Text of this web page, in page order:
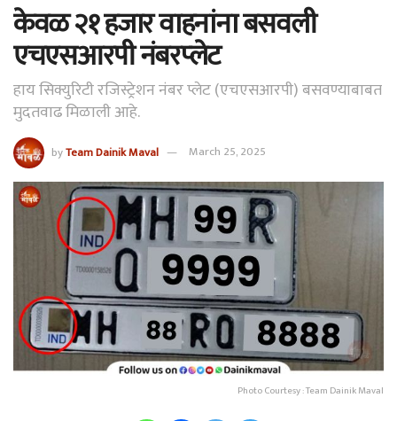
केवळ २१ हजार वाहनांना बसवली
एचएसआरपी नंबरप्‍लेट
हाय सिक्युरिटी रजिस्ट्रेशन नंबर प्लेट (एचएसआरपी) बसवण्याबाबत
मुदतवाढ मिळाली आहे.
byTeam Dainik Maval March 25, 2025
Photo Courtesy : Team Dainik Maval